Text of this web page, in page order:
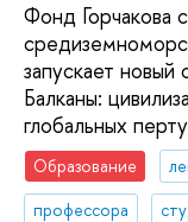
Фонд Горчакова
запускает
Балканы:
глобальных
Образование
профессора